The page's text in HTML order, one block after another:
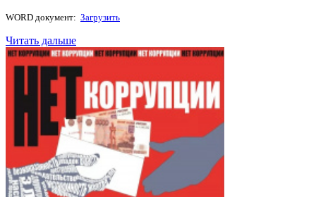
WORD документ: Загрузить
Читать дальше